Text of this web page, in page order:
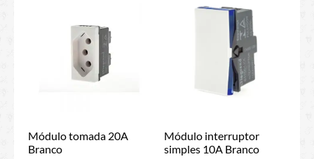
Módulo tomada 20A
Branco
Módulo interruptor
simples 10A Branco